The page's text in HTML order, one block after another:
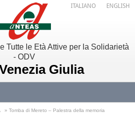
Tutte le Età Attive per la Solidarietà
- ODV
Giulia
ITALIANO ENGLISH
» Tomba di Mereto – Palestra della memoria